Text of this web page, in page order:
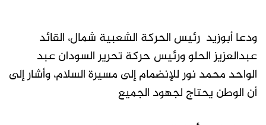
ودعا أبوزيد رئيس الحركة الشعبية شمال، القائد
عبدالعزيز الحلو ورئيس حركة تحرير السودان عبد
الواحد محمد نور للإنضمام إلى مسيرة السلام، وأشار إلى
أن الوطن يحتاج لجهود الجميع